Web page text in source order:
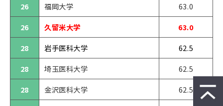
26
福岡大学
63.0
26
久留米大学
63.0
28
岩手医科大学
62.5
28
埼玉医科大学
62.5
28
金沢医科大学
62.5